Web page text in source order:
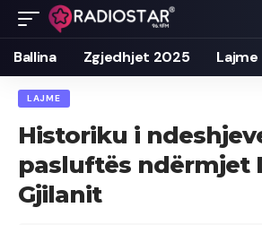
Ballina Zgjedhjet 2025 Lajme
LAJME
Historiku i
pasluftës ndërmjet
Gjilanit